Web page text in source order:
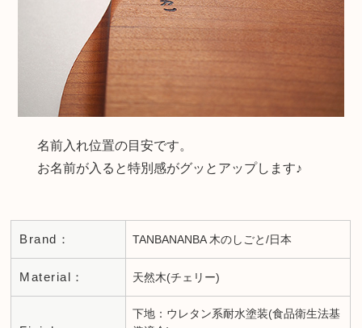
名前入れ位置の目安です。
お名前が入ると特別感がグッとアップします♪
Brand： TANBANANBA 木のしごと/日本
Material： 天然木(チェリー)
下地：ウレタン系耐水塗装(食品衛生法基